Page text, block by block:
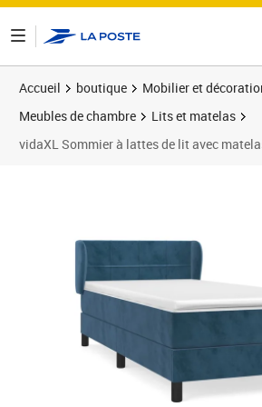
Accueil boutique
Mobilier et
Meubles de chambre
Lits et matelas
vidaXL Sommier à lattes de lit avec